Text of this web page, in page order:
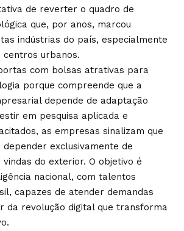
de reverter o quadro de
que, por anos, marcou
indústrias do país, especialmente
urbanos.
com bolsas atrativas para
porque compreende que a
depende de adaptação
em pesquisa aplicada e
as empresas sinalizam que
depender exclusivamente de
do exterior. O objetivo é
nacional, com talentos
capazes de atender demandas
da revolução digital que transforma